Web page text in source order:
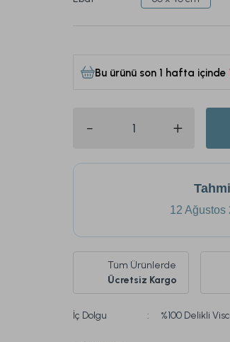
Bu ürünü son 1 hafta içinde
12 Ağustos
Tüm Ürünlerde
Ücretsiz Kargo
İç Dolgu %100 Delikli